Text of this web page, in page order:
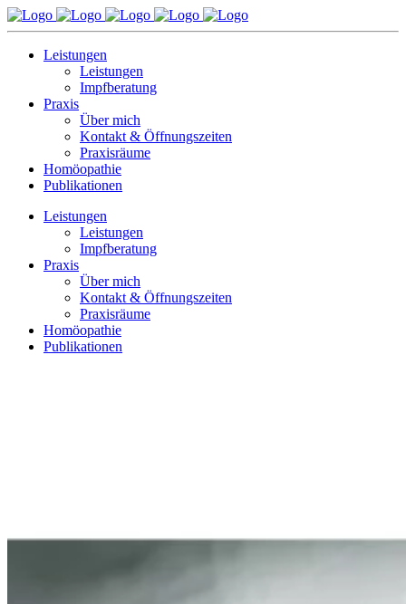
Leistungen
Leistungen
Impfberatung
Praxis
Über mich
Kontakt & Öffnungszeiten
Praxisräume
Homöopathie
Publikationen
Leistungen
Leistungen
Impfberatung
Praxis
Über mich
Kontakt & Öffnungszeiten
Praxisräume
Homöopathie
Publikationen